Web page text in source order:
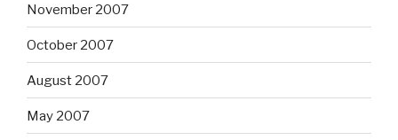
November 2007
October 2007
August 2007
May 2007